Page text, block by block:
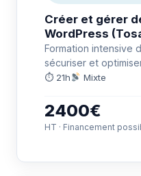
Créer et gérer
WordPress
Formation intensive
sécuriser et
Préparation à la
⏱ 21h Mixte
2400€
HT · Financement